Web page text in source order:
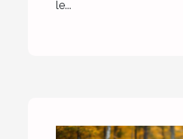
le...